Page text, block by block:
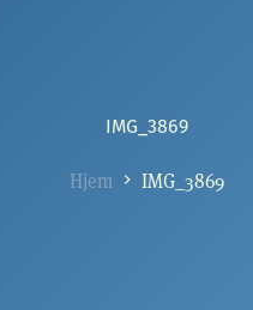
IMG_3869
Hjem IMG_3869